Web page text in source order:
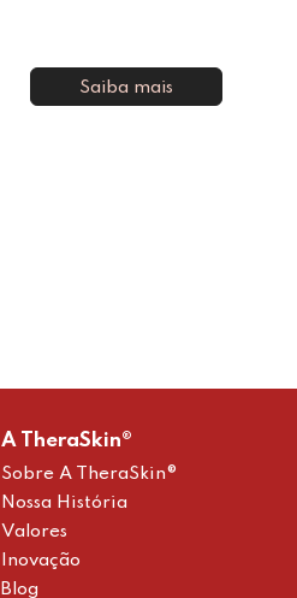
Saiba mais
A TheraSkin®
Sobre A TheraSkin®
Nossa História
Valores
Inovação
Blog